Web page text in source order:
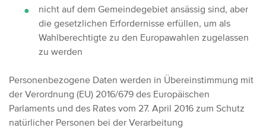
nicht auf dem Gemeindegebiet ansässig sind, aber
die gesetzlichen Erfordernisse erfüllen, um als
Wahlberechtigte zu den Europawahlen zugelassen
zu werden
Personenbezogene Daten werden in Übereinstimmung mit
der Verordnung (EU) 2016/679 des Europäischen
Parlaments und des Rates vom 27. April 2016 zum Schutz
natürlicher Personen bei der Verarbeitung